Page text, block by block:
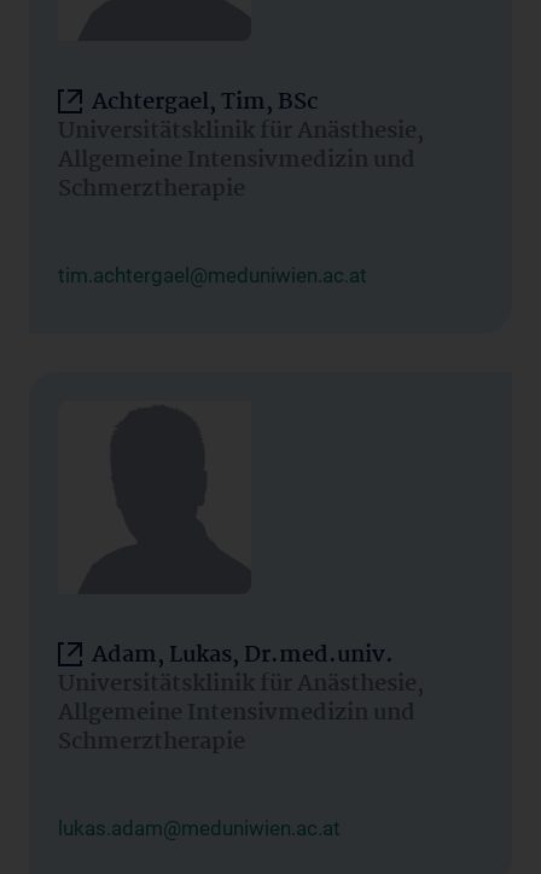
Achtergael, Tim, BSc
Universitätsklinik für Anästhesie,
Allgemeine Intensivmedizin und
Schmerztherapie
tim.achtergael@meduniwien.ac.at
Adam, Lukas, Dr.med.univ.
Universitätsklinik für Anästhesie,
Allgemeine Intensivmedizin und
Schmerztherapie
lukas.adam@meduniwien.ac.at